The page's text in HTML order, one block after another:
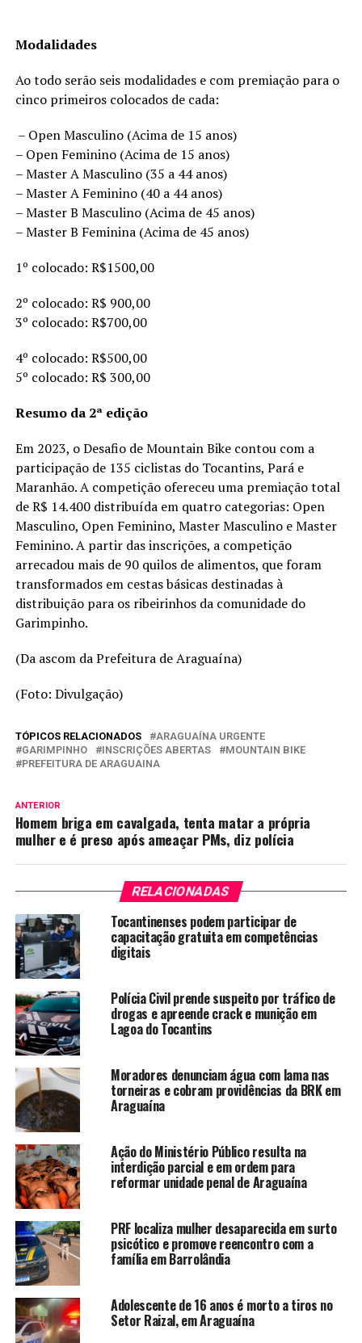
Modalidades
Ao todo serão seis modalidades e com premiação para o
cinco primeiros colocados de cada:
– Open Masculino (Acima de 15 anos)
– Open Feminino (Acima de 15 anos)
– Master A Masculino (35 a 44 anos)
– Master A Feminino (40 a 44 anos)
– Master B Masculino (Acima de 45 anos)
– Master B Feminina (Acima de 45 anos)
1º colocado: R$1500,00
2º colocado: R$ 900,00
3º colocado: R$700,00
4º colocado: R$500,00
5º colocado: R$ 300,00
Resumo da 2ª edição
Em 2023, o Desafio de Mountain Bike contou com a
participação de 135 ciclistas do Tocantins, Pará e
Maranhão. A competição ofereceu uma premiação total
de R$ 14.400 distribuída em quatro categorias: Open
Masculino, Open Feminino, Master Masculino e Master
Feminino. A partir das inscrições, a competição
arrecadou mais de 90 quilos de alimentos, que foram
transformados em cestas básicas destinadas à
distribuição para os ribeirinhos da comunidade do
Garimpinho.
(Da ascom da Prefeitura de Araguaína)
(Foto: Divulgação)
TÓPICOS RELACIONADOS
ARAGUAÍNA URGENTE
GARIMPINHO
INSCRIÇÕES ABERTAS
MOUNTAIN BIKE
PREFEITURA DE ARAGUAINA
ANTERIOR
Homem briga em cavalgada, tenta matar a própria
mulher e é preso após ameaçar PMs, diz polícia
RELACIONADAS
Tocantinenses podem participar de
capacitação gratuita em competências
digitais
Polícia Civil prende suspeito por tráfico de
drogas e apreende crack e munição em
Lagoa do Tocantins
Moradores denunciam água com lama nas
torneiras e cobram providências da BRK em
Araguaína
Ação do Ministério Público resulta na
interdição parcial e em ordem para
reformar unidade penal de Araguaína
PRF localiza mulher desaparecida em surto
psicótico e promove reencontro com a
família em Barrolândia
Adolescente de 16 anos é morto a tiros no
Setor Raizal, em Araguaína